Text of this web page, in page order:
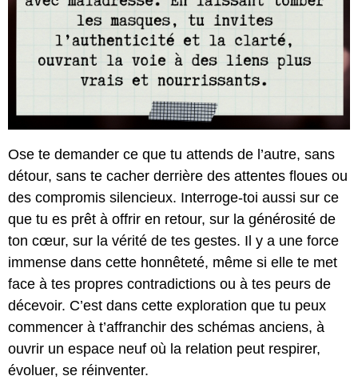
Ose te demander ce que tu attends de l’autre, sans
détour, sans te cacher derrière des attentes floues ou
des compromis silencieux. Interroge-toi aussi sur ce
que tu es prêt à offrir en retour, sur la générosité de
ton cœur, sur la vérité de tes gestes. Il y a une force
immense dans cette honnêteté, même si elle te met
face à tes propres contradictions ou à tes peurs de
décevoir. C’est dans cette exploration que tu peux
commencer à t’affranchir des schémas anciens, à
ouvrir un espace neuf où la relation peut respirer,
évoluer, se réinventer.